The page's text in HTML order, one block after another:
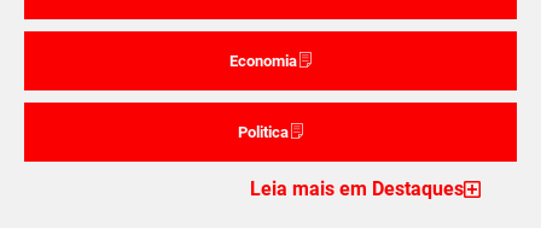
Economia
Politica
Leia mais em Destaques